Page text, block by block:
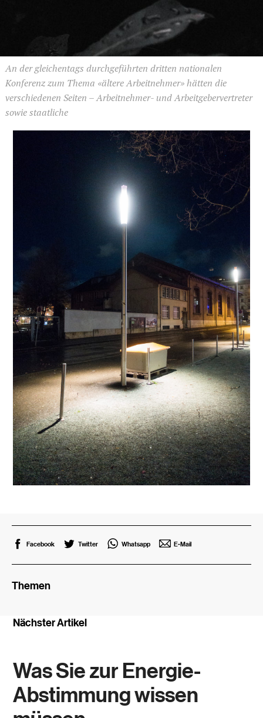
An der gleichentags durchgeführten dritten nationalen
Konferenz zum Thema «ältere Arbeitnehmer» hätten die
verschiedenen Seiten – Arbeitnehmer- und Arbeitgebervertreter
sowie staatliche
Facebook Twitter Whatsapp E-Mail
Themen
Nächster Artikel
Was Sie zur Energie-
Abstimmung wissen